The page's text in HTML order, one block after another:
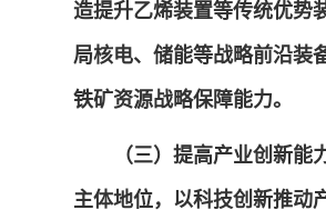
造提升乙烯装置等传统优势
局核电、储能等战略前沿装
铁矿资源战略保障能力。
（三）提高产业创新
主体地位，以科技创新推动